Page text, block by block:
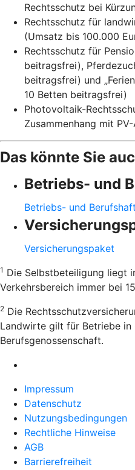
Rechtsschutz bei
Rechtsschutz für
(Umsatz bis 100.000
Rechtsschutz für
beitragsfrei),
beitragsfrei) und
10 Betten beitragsfrei)
Photovoltaik-
Zusammenhang mit
Das könnte Sie
Betriebs- und
Betriebs- und
Versicherungspaket
1 Die Selbstbeteiligung liegt
Verkehrsbereich immer bei
2 Die
Landwirte gilt für Betriebe
Berufsgenossenschaft.
Impressum
Datenschutz
Nutzungsbedingungen
Rechtliche Hinweise
AGB
Barrierefreiheit